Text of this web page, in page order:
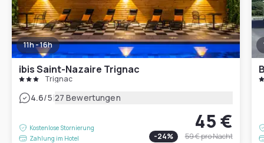
11h - 16h
ibis Saint-Nazaire Trignac
Trignac
4.6/5|27 Bewertungen
Kostenlose Stornierung
Zahlung im Hotel
45 €
-24% 59 €pro Nacht